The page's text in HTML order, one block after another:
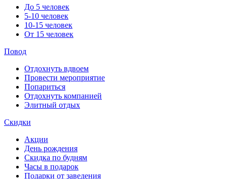
До 5 человек
5-10 человек
10-15 человек
От 15 человек
Повод
Отдохнуть вдвоем
Провести мероприятие
Попариться
Отдохнуть компанией
Элитный отдых
Скидки
Акции
День рождения
Скидка по будням
Часы в подарок
Подарки от заведения